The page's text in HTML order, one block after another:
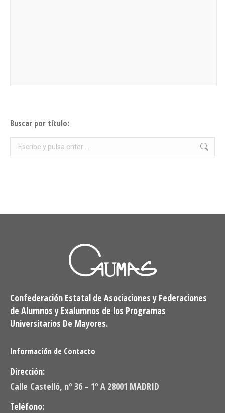
Buscar por título:
Buscar:
Confederación Estatal de Asociaciones y Federaciones
de Alumnos y Exalumnos de los Programas
Universitarios De Mayores.
Información de Contacto
Dirección:
Calle Castelló, nº 36 – 1º A 28001 MADRID
Teléfono: